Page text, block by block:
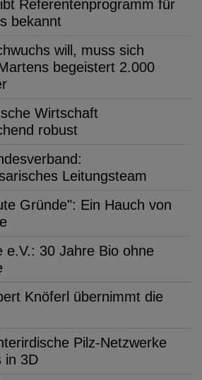
Referentenprogramm für
bekannt
will, muss sich
begeistert 2.000
Wirtschaft
robust
Leitungsteam
Gründe": Ein Hauch von
e.V.: 30 Jahre Bio ohne
Knöferl übernimmt die
Pilz-Netzwerke
in 3D